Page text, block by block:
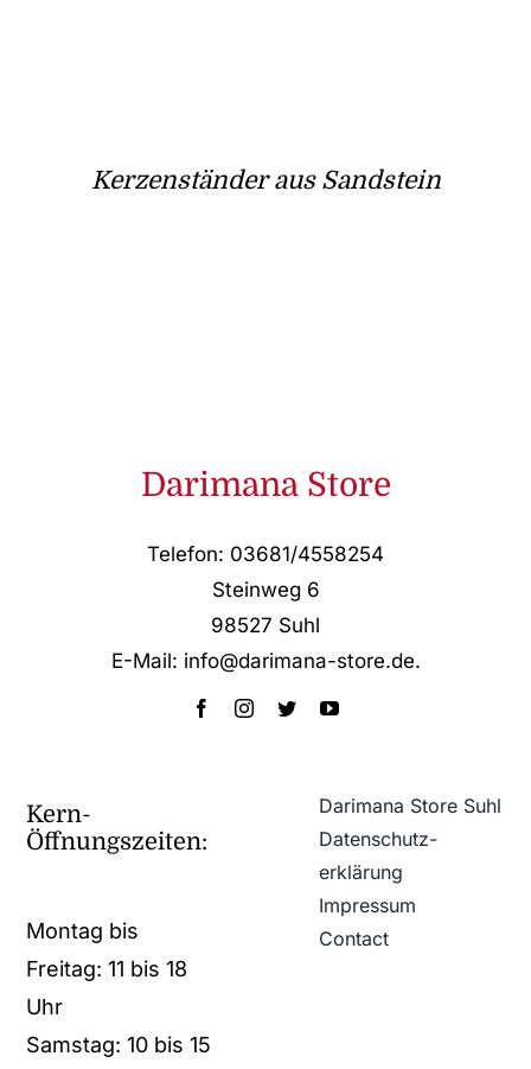
Kerzenständer aus Sandstein
Darimana Store
Telefon: 03681/4558254
Steinweg 6
98527 Suhl
E-Mail: info@darimana-store.de.
Kern-
Öffnungszeiten:
Montag bis
Freitag: 11 bis 18
Uhr
Samstag: 10 bis 15
Darimana Store Suhl
Datenschutz­
erklärung
Impressum
Contact